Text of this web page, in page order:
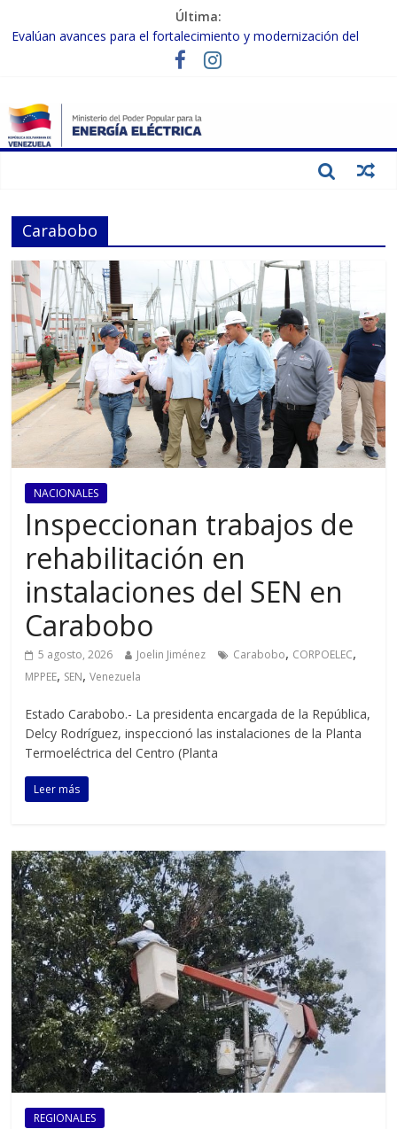
Última:
Evalúan avances para el fortalecimiento y modernización del
Inspeccionan trabajos de rehabilitación en instalaciones del SEN
Gobierno Nacional activa plan preventivo para fortalecer el SEN
ante el fenómeno de El Niño
Termocarabobo recupera el 50% de su capacidad de generación
Carabobo
NACIONALES
Inspeccionan trabajos de
rehabilitación en
instalaciones del SEN en
Carabobo
5 agosto, 2026 Joelin Jiménez Carabobo, CORPOELEC,
MPPEE, SEN,Venezuela
Estado Carabobo.- La presidenta encargada de la República,
Delcy Rodríguez, inspeccionó las instalaciones de la Planta
Termoeléctrica del Centro (Planta
Leer más
REGIONALES